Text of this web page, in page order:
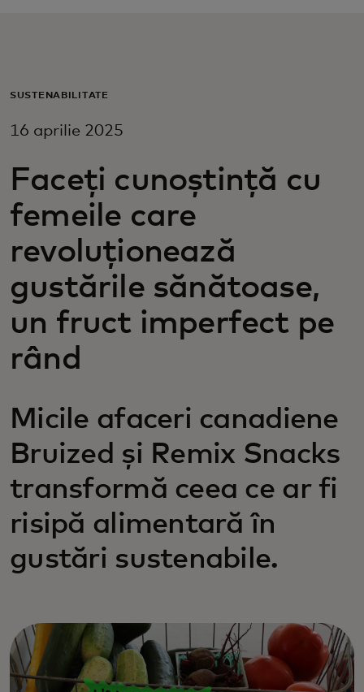
Pentru întreaga lume
Pentru inovatori
Știri și tendințe
SUSTENABILITATE
16 aprilie 2025
Faceți cunoștință cu
femeile care
revoluționează
gustările sănătoase,
un fruct imperfect pe
rând
Micile afaceri canadiene
Bruized și Remix Snacks
transformă ceea ce ar fi
risipă alimentară în
gustări sustenabile.